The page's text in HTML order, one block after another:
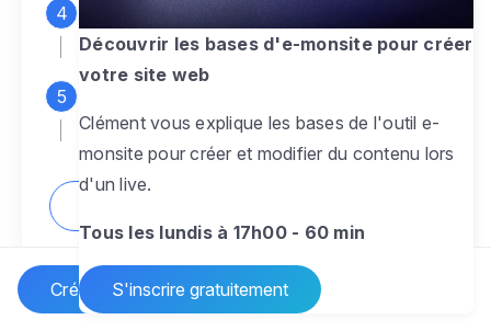
Créer un site Internet
Ajoutez des pagessans limite pour
présenter votre activité, votre passion
pour rendre votre site dynamique
Découvrir les bases d'e-monsite pour créer
votre site web
Clément vous explique les bases de l'outil e-
monsite pour créer et modifier du contenu lors
d'un live.
Tous les lundis à 17h00 - 60 min
S'inscrire gratuitement